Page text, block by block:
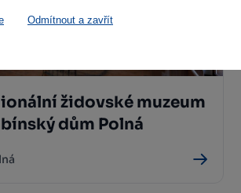
Odmítnout a zavřít
židovské muzeum
dům Polná